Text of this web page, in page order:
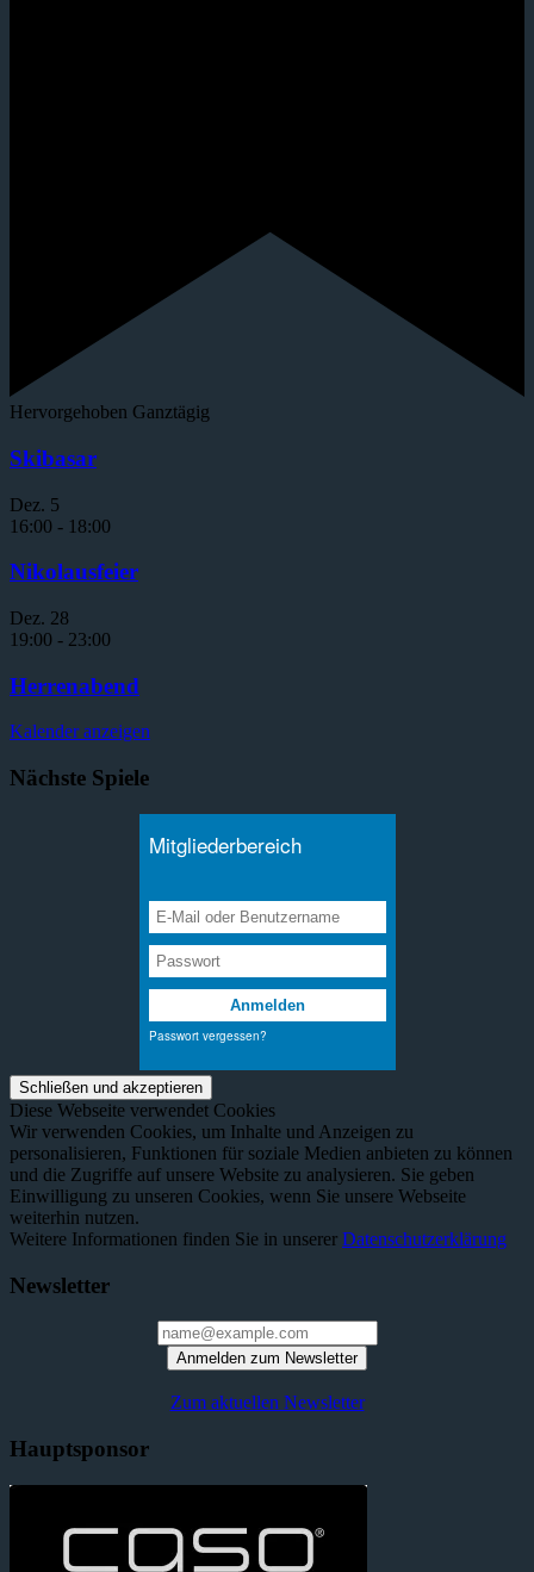
Hervorgehoben Ganztägig
Skibasar
Dez. 5
16:00 - 18:00
Nikolausfeier
Dez. 28
19:00 - 23:00
Herrenabend
Kalender anzeigen
Nächste Spiele
Diese Webseite verwendet Cookies
Wir verwenden Cookies, um Inhalte und Anzeigen zu
personalisieren, Funktionen für soziale Medien anbieten zu können
und die Zugriffe auf unsere Website zu analysieren. Sie geben
Einwilligung zu unseren Cookies, wenn Sie unsere Webseite
weiterhin nutzen.
Weitere Informationen finden Sie in unserer Datenschutzerklärung
Newsletter
Anmelden zum Newsletter
Zum aktuellen Newsletter
Hauptsponsor